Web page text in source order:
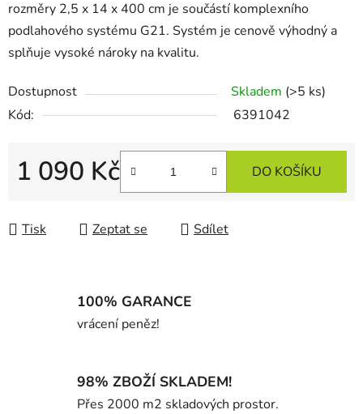
rozměry 2,5 x 14 x 400 cm je součástí komplexního
podlahového systému G21. Systém je cenově výhodný a
splňuje vysoké nároky na kvalitu.
Dostupnost Skladem (>5 ks)
Kód:
6391042
1 090 Kč DO KOŠÍKU
Tisk Zeptat se Sdílet
100% GARANCE
vrácení peněz!
98% ZBOŽÍ SKLADEM!
Přes 2000 m2 skladových prostor.